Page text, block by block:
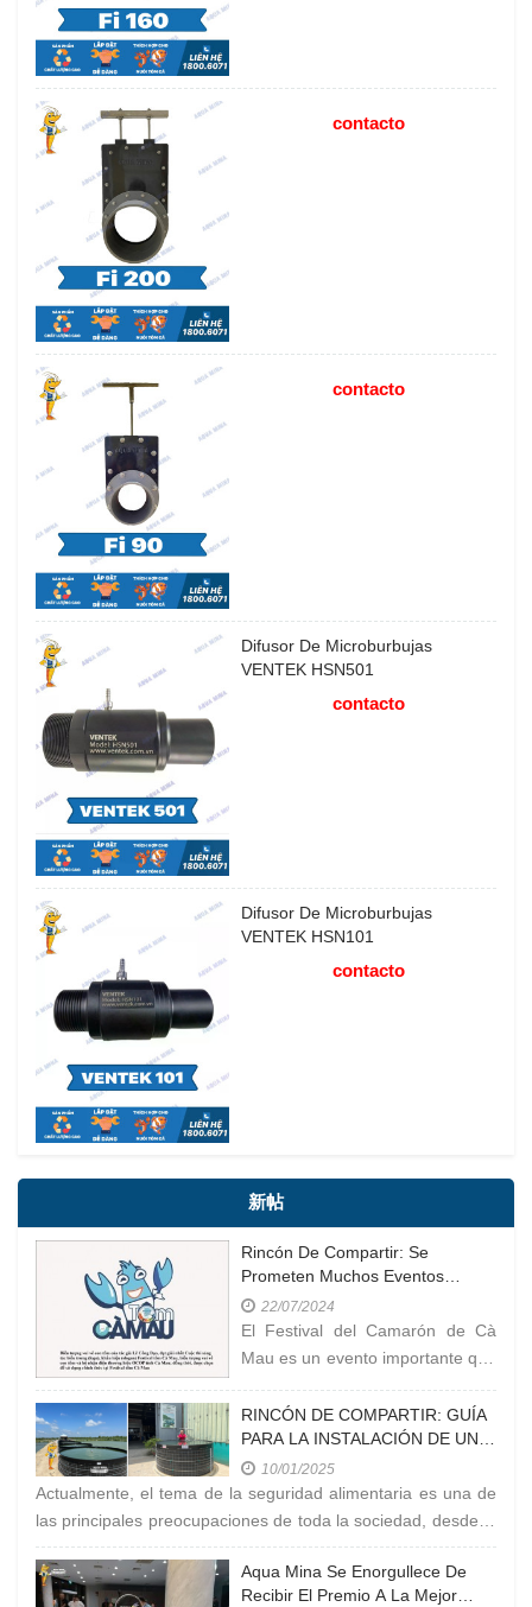
contacto
contacto
Difusor De Microburbujas
VENTEK HSN501
contacto
Difusor De Microburbujas
VENTEK HSN101
contacto
新帖
Rincón De Compartir: Se
Prometen Muchos Eventos
Interesantes En El Festival Del
Camarón De Cà Mau En 2023
22/07/2024
El Festival del Camarón de Cà
Mau es un evento importante que
Mau, Vietnam. El camarón de Cà
Mau es conocido como uno de
los productos clave
RINCÓN DE COMPARTIR: GUÍA
PARA LA INSTALACIÓN DE UN
ESTANQUE CIRCULAR MÓVIL
10/01/2025
Actualmente, el tema de la seguridad alimentaria es una de
las principales preocupaciones de toda la sociedad, desde la
carne y el
Aqua Mina Se Enorgullece De
Recibir El Premio A La Mejor